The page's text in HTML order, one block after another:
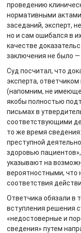
проведению
нормативными
заседаний, эксперт,
но и сам ошибался в
качестве
заключения не было —
Суд посчитал, что
эксперта,
(напомним, не
якобы полностью
письмах в
соответствующими
то же время
преступной
здоровью
указывают на
вероятностными, что
соответствия
Ответчика обязали в
вступления решения
«недостоверные и
сведения» путем